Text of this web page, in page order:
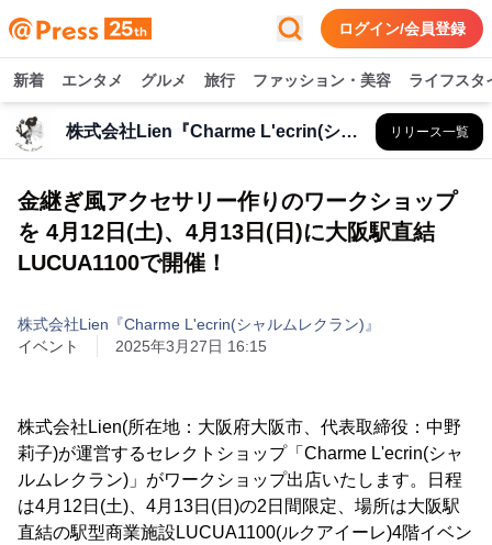
ログイン/会員登録
新着 エンタメ グルメ 旅行 ファッション・美容 ライフスタ
株式会社Lien『Charme L'ecrin(シャルムレクラン)』 リリース一覧
金継ぎ風アクセサリー作りのワークショップ
を 4月12日(土)、4月13日(日)に大阪駅直結
LUCUA1100で開催！
株式会社Lien『Charme L'ecrin(シャルムレクラン)』
イベント
2025年3月27日 16:15
株式会社Lien(所在地：大阪府大阪市、代表取締役：中野
莉子)が運営するセレクトショップ「Charme L'ecrin(シャ
ルムレクラン)」がワークショップ出店いたします。日程
は4月12日(土)、4月13日(日)の2日間限定、場所は大阪駅
直結の駅型商業施設LUCUA1100(ルクアイーレ)4階イベン